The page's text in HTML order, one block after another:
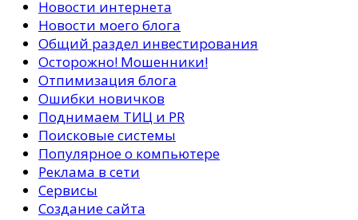
Новости интернета
Новости моего блога
Общий раздел инвестирования
Осторожно! Мошенники!
Отпимизация блога
Ошибки новичков
Поднимаем ТИЦ и PR
Поисковые системы
Популярное о компьютере
Реклама в сети
Сервисы
Создание сайта